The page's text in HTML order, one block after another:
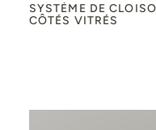
SYSTÈME DE
CÔTÉS VITRÉS